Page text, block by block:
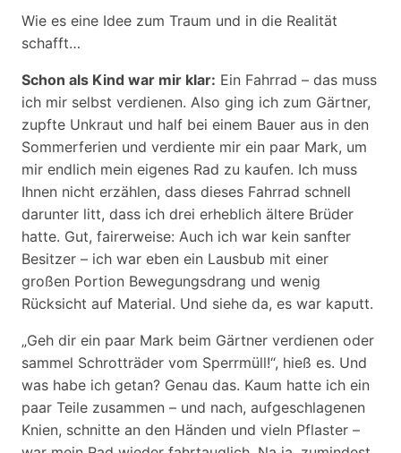
Wie es eine Idee zum Traum und in die Realität
schafft…
Schon als Kind war mir klar: Ein Fahrrad – das muss
ich mir selbst verdienen. Also ging ich zum Gärtner,
zupfte Unkraut und half bei einem Bauer aus in den
Sommerferien und verdiente mir ein paar Mark, um
mir endlich mein eigenes Rad zu kaufen. Ich muss
Ihnen nicht erzählen, dass dieses Fahrrad schnell
darunter litt, dass ich drei erheblich ältere Brüder
hatte. Gut, fairerweise: Auch ich war kein sanfter
Besitzer – ich war eben ein Lausbub mit einer
großen Portion Bewegungsdrang und wenig
Rücksicht auf Material. Und siehe da, es war kaputt.
„Geh dir ein paar Mark beim Gärtner verdienen oder
sammel Schrotträder vom Sperrmüll!“, hieß es. Und
was habe ich getan? Genau das. Kaum hatte ich ein
paar Teile zusammen – und nach, aufgeschlagenen
Knien, schnitte an den Händen und vieln Pflaster –